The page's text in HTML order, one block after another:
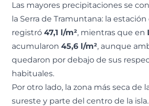
Las mayores precipitaciones se
la Serra de Tramuntana: la estación
registró 47,1 l/m², mientras que en
acumularon 45,6 l/m², aunque
quedaron por debajo de sus
habituales.
Por otro lado, la zona más seca de
sureste y parte del centro de la